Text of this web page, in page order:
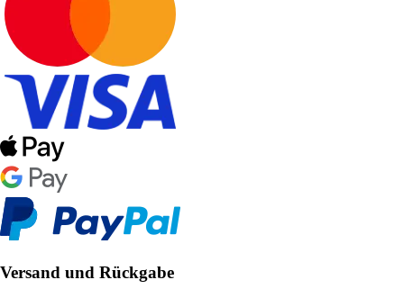
Versand und Rückgabe